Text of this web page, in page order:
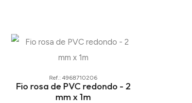
Ref.: 4968710206
Fio rosa de PVC redondo - 2
mm x 1m